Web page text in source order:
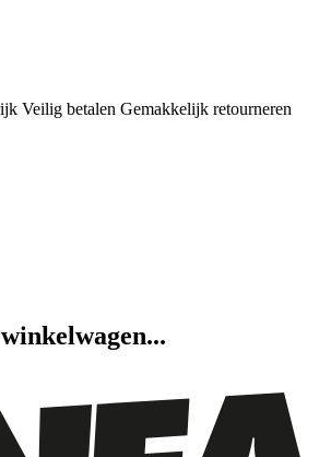
Veilig betalen Gemakkelijk retourneren